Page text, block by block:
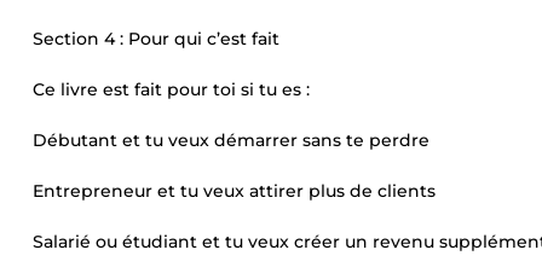
Section 4 : Pour qui c’est fait
Ce livre est fait pour toi si tu es :
Débutant et tu veux démarrer sans te perdre
Entrepreneur et tu veux attirer plus de clients
Salarié ou étudiant et tu veux créer un revenu